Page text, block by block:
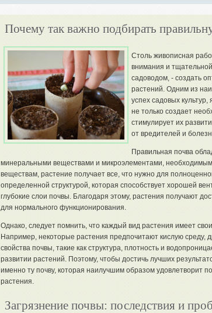
Почему так важно подбирать
Столь живописная
внимания и
садоводом, - создать
растений. Одним из
успех садовых
не только создает
стимулирует их
от вредителей и
Правильная почва
минеральными веществами и микроэлементами,
веществам, растение получает все, что нужно для
определенной структурой, которая способствует хорошей
глубокие слои почвы. Благодаря этому, растения получают
для нормального функционирования.
Однако, следует помнить, что каждый вид растения имеет
Например, некоторые растения предпочитают кислую среду,
свойства почвы, такие как структура, плотность и
развитии растений. Поэтому, чтобы достичь лучших
именно ту почву, которая наилучшим образом удовлетворит
растения.
Загрязнение почвы: последствия и